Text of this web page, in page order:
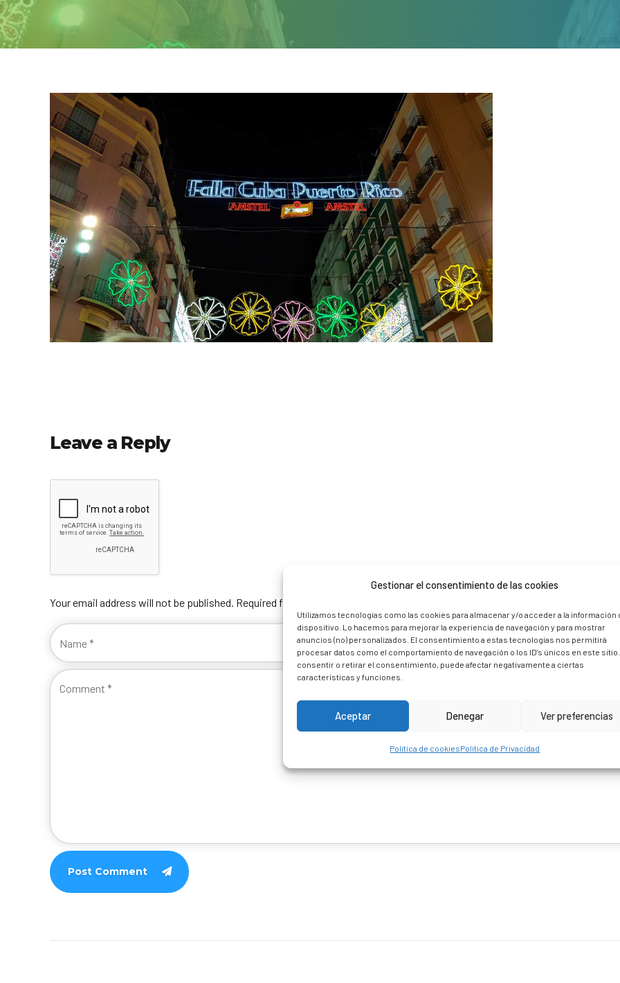
Gestionar el consentimiento de las cookies
Utilizamos tecnologías como las cookies para almacenar y/o acceder a la información
dispositivo. Lo hacemos para mejorar la experiencia de navegación y para mostrar
anuncios (no) personalizados. El consentimiento a estas tecnologías nos permitirá
procesar datos como el comportamiento de navegación o los ID's únicos en este
consentir o retirar el consentimiento, puede afectar negativamente a ciertas
características y funciones.
Aceptar Denegar Ver preferencias
Política de cookiesPolítica de Privacidad
Leave a Reply
Your email address will not be published. Required fields are marked *
Post Comment